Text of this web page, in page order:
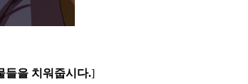
들을 치워줍시다.]